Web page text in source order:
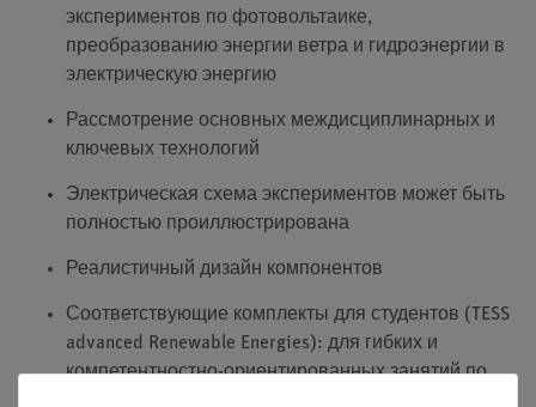
экспериментов по фотовольтаике,
преобразованию энергии ветра и гидроэнергии в
электрическую энергию
Рассмотрение основных междисциплинарных и
ключевых технологий
Электрическая схема экспериментов может быть
полностью проиллюстрирована
Реалистичный дизайн компонентов
Соответствующие комплекты для студентов (TESS
advanced Renewable Energies): для гибких и
компетентностно-ориентированных занятий по